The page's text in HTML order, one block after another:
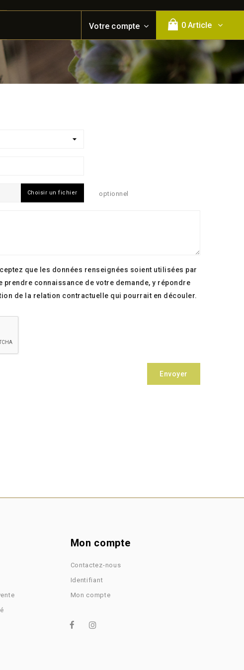
0 Article
Votre compte
Choisir un fichier optionnel
que les données renseignées soient utilisées par
connaissance de votre demande, y répondre
de la relation contractuelle qui pourrait en découler.
Mon compte
Contactez-nous
Identifiant
Mon compte